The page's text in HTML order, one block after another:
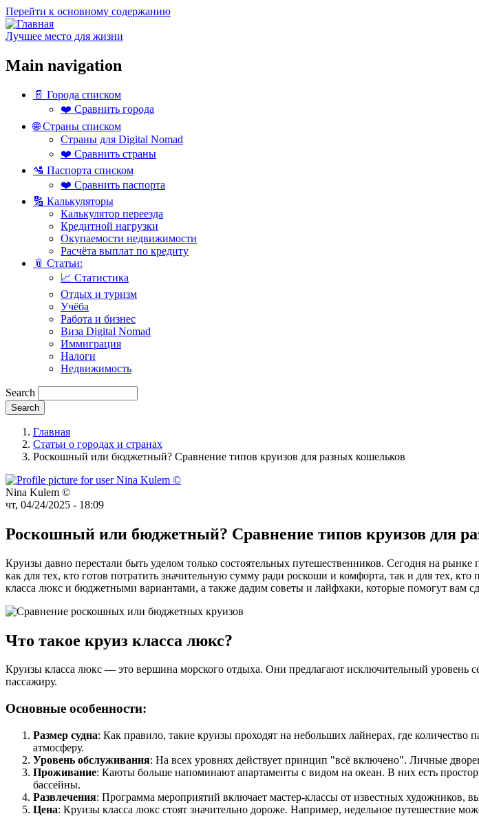
Перейти к основному содержанию
Лучшее место для жизни
Main navigation
📄 Города списком
❤️ Сравнить города
🌐 Страны списком
Страны для Digital Nomad
❤️ Сравнить страны
🛂 Паспорта списком
❤️ Сравнить паспорта
🔢 Калькуляторы
Калькулятор переезда
Кредитной нагрузки
Окупаемости недвижимости
Расчёта выплат по кредиту
📎 Статьи:
📈 Статистика
Отдых и туризм
Учёба
Работа и бизнес
Виза Digital Nomad
Иммиграция
Налоги
Недвижимость
Search
Главная
Статьи о городах и странах
Роскошный или бюджетный? Сравнение типов круизов для разных кошельков
Nina Kulem ©️
чт, 04/24/2025 - 18:09
Роскошный или бюджетный? Сравнение типов круизов для
Круизы давно перестали быть уделом только состоятельных путешественников. Сегодня на
как для тех, кто готов потратить значительную сумму ради роскоши и комфорта, так и для тех,
класса люкс и бюджетными вариантами, а также дадим советы и лайфхаки, которые помогут вам
Что такое круиз класса люкс?
Круизы класса люкс — это вершина морского отдыха. Они предлагают исключительный
пассажиру.
Основные особенности:
Размер судна: Как правило, такие круизы проходят на небольших лайнерах, где количество
атмосферу.
Уровень обслуживания: На всех уровнях действует принцип "всё включено". Личные
Проживание: Каюты больше напоминают апартаменты с видом на океан. В них есть
бассейны.
Развлечения: Программа мероприятий включает мастер-классы от известных художников,
Цена: Круизы класса люкс стоят значительно дороже. Например, недельное путешествие